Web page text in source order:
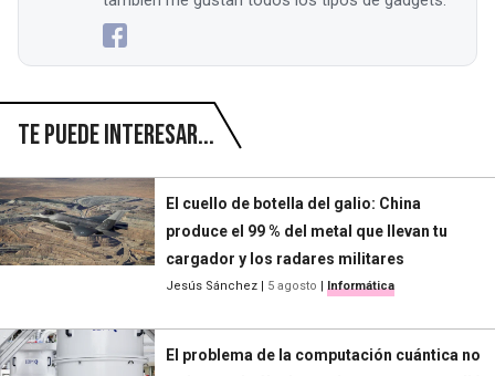
Te puede interesar...
El cuello de botella del galio: China
produce el 99 % del metal que llevan tu
cargador y los radares militares
Jesús Sánchez 5 agosto Informática
El problema de la computación cuántica no